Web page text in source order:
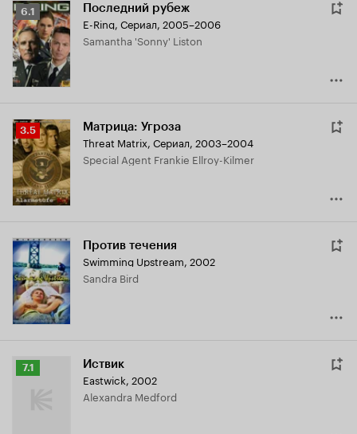
Рейтинг
Кинопоиска
6.1
6.1 Последний рубеж
E-Ring, Сериал, 2005–2006
Samantha 'Sonny' Liston
Рейтинг
Кинопоиска
3.5
3.5 Матрица: Угроза
Threat Matrix, Сериал, 2003–2004
Special Agent Frankie Ellroy-Kilmer
Против течения
Swimming Upstream, 2002
Sandra Bird
Рейтинг
7.1 Иствик
Eastwick, 2002
Alexandra Medford